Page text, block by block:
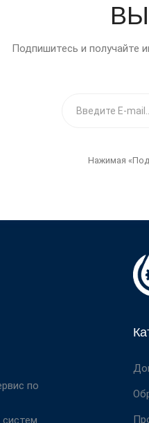
Подпишитесь и получайте
Нажимая
по